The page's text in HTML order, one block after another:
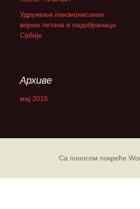
Удружење пензионисаних
војних летача и падобранаца
Србије
Архиве
мај 2015
Са поносом покреће